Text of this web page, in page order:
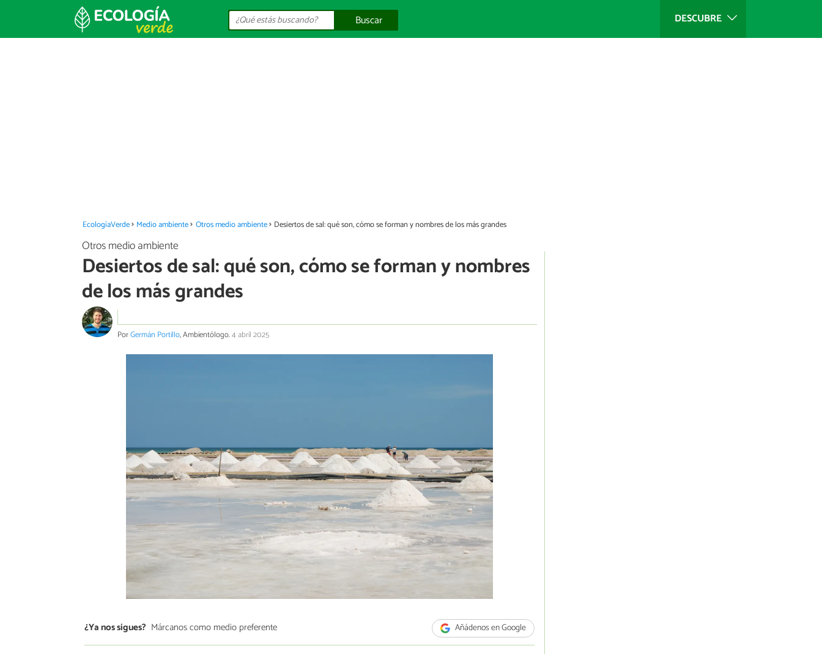
DESCUBRE
Buscar
EcologíaVerde Medio ambiente Otros medio ambiente Desiertos de sal: qué son, cómo se forman y nombres de los más grandes
Otros medio ambiente
Desiertos de sal: qué son, cómo se forman y nombres
de los más grandes
PorGermán Portillo, Ambientólogo.4 abril 2025
¿Ya nos sigues? Márcanos como medio preferente Añádenos en Google